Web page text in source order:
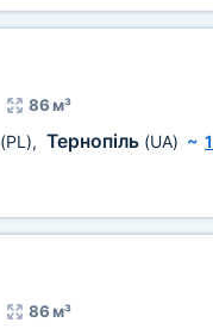
86 м³
(PL), Тернопіль (UA) ~
86 м³